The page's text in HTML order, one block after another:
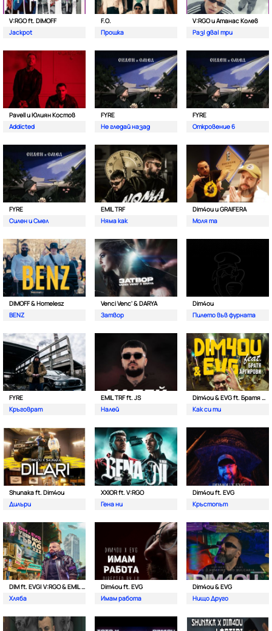
V:RGO ft. DIMOFF
Jackpot
F.O.
Прошка
V:RGO и Атанас Колев
Раз| два| три
Pavell и Юлиян Костов
Addicted
FYRE
Не гледай назад
FYRE
Откровение 6
FYRE
Силен и Смел
EMIL TRF
Няма как
Dim4ou и GRAIFERA
Моля та
DIMOFF & Homelesz
BENZ
Venci Venc' & DARYA
Затвор
Dim4ou
Пилето във фурната
FYRE
Кръговрат
EMIL TRF ft. JS
Налей
Dim4ou & EVG ft. Братя Аргирови
Как си ти
Shunaka ft. Dim4ou
Дилъри
XXIOR ft. V:RGO
Гена ни
Dim4ou ft. EVG
Кръстопът
DIM ft. EVG| V:RGO & EMIL TRF
Хляба
Dim4ou ft. EVG
Имам работа
Dim4ou & EVG
Нищо Друго